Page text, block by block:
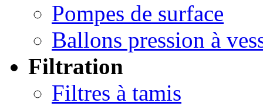
Pompes de surface
Ballons pression à
Filtration
Filtres à tamis